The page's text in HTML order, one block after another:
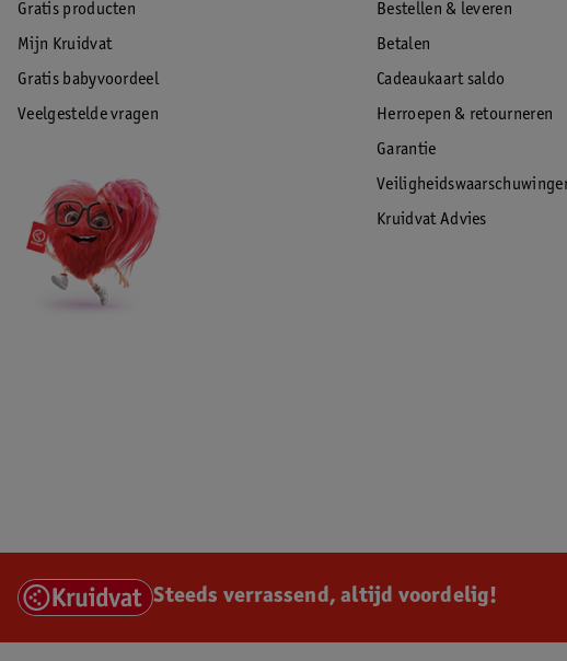
Gratis producten
Mijn Kruidvat
Gratis babyvoordeel
Veelgestelde vragen
Bestellen & leveren
Betalen
Cadeaukaart saldo
Herroepen & retourneren
Garantie
Kruidvat Advies
Steeds verrassend, altijd voordelig!